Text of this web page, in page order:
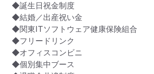
◆誕生日祝金制度
◆結婚／出産祝い金
◆関東ITソフトウェア健康保険組合
◆フリードリンク
◆オフィスコンビニ
◆個別集中ブース